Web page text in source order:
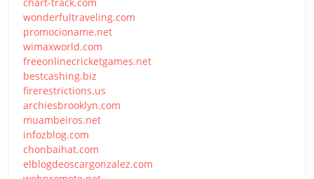
wonderfultraveling.com
promocioname.net
wimaxworld.com
freeonlinecricketgames.net
bestcashing.biz
firerestrictions.us
archiesbrooklyn.com
muambeiros.net
infozblog.com
chonbaihat.com
elblogdeoscargonzalez.com